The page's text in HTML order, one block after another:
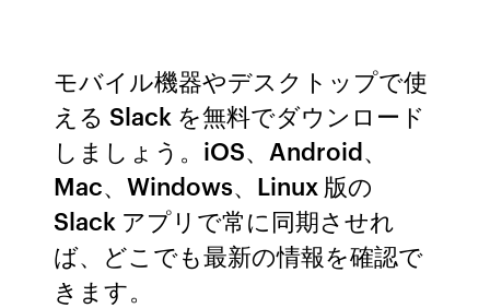
モバイル機器やデスクトップで使
える Slack を無料でダウンロード
しましょう。iOS、Android、
Mac、Windows、Linux 版の
Slack アプリで常に同期させれ
ば、どこでも最新の情報を確認で
きます。